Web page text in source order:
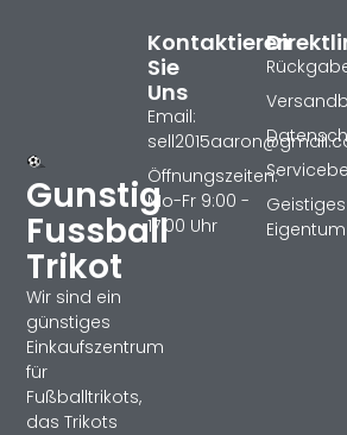
Gunstig
Fussball
Trikot
Wir sind ein
günstiges
Einkaufszentrum
für
Fußballtrikots,
das Trikots
Geistiges
Eigentum
Kontaktieren
Sie
Uns
Email:
Öffnungszeiten:
Mo-Fr 9:00 -
17:00 Uhr